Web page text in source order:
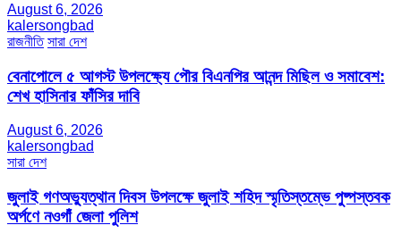
August 6, 2026
kalersongbad
রাজনীতি সারা দেশ
বেনাপোলে ৫ আগস্ট উপলক্ষ্যে পৌর বিএনপির আনন্দ মিছিল ও সমাবেশ:
শেখ হাসিনার ফাঁসির দাবি
August 6, 2026
kalersongbad
সারা দেশ
জুলাই গণঅভ্যুত্থান দিবস উপলক্ষে জুলাই শহিদ স্মৃতিস্তম্ভে পুষ্পস্তবক
অর্পণে নওগাঁ জেলা পুলিশ